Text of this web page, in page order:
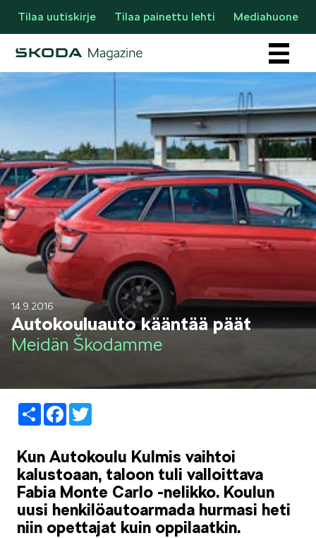
Tilaa uutiskirje Tilaa painettu lehti Mediahuone
Osastot
AJANKOHTAISTA & UUTTA
14.9.2016
Autokouluauto kääntää päät
Meidän Škodamme
ShareFacebook
Kun Autokoulu Kulmis vaihtoi
kalustoaan, taloon tuli valloittava
Fabia Monte Carlo -nelikko. Koulun
uusi henkilöautoarmada hurmasi heti
niin opettajat kuin oppilaatkin.